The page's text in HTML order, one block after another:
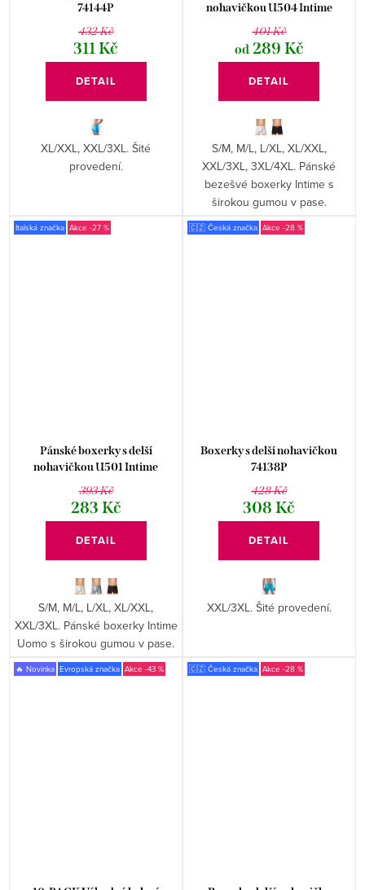
74144P
432 Kč
311 Kč
DETAIL
XL/XXL, XXL/3XL. Šité
provedení.
nohavičkou U504 Intime
RISVEGLIA
401 Kč
od289 Kč
DETAIL
S/M, M/L, L/XL, XL/XXL,
XXL/3XL, 3XL/4XL. Pánské
bezešvé boxerky Intime s
širokou gumou v pase.
Italská značka -27 %
Pánské boxerky s delší
nohavičkou U501 Intime
RISVEGLIA
393 Kč
283 Kč
DETAIL
S/M, M/L, L/XL, XL/XXL,
XXL/3XL. Pánské boxerky Intime
Uomo s širokou gumou v pase.
🇨🇿 Česká značka -28 %
Boxerky s delší nohavičkou
74138P
428 Kč
308 Kč
DETAIL
XXL/3XL. Šité provedení.
🔥 Novinka Evropská značka -43 % 🇨🇿 Česká značka -28 %